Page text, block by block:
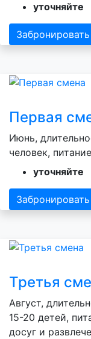
уточняйте
Забронировать
Первая
Июнь,
человек,
уточняйте
Забронировать
Третья
Август,
15-20 детей,
досуг и